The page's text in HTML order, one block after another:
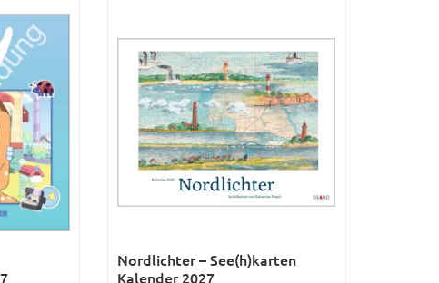
Nordlichter – See(h)karten
Kalender 2027